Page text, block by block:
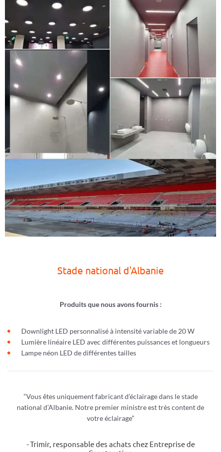
Stade national d'Albanie
Produits que nous avons fournis :
Downlight LED personnalisé à intensité variable de 20 W
Lumière linéaire LED avec différentes puissances et longueurs
Lampe néon LED de différentes tailles
“Vous êtes uniquement fabricant d’éclairage dans le stade
national d’Albanie. Notre premier ministre est très content de
votre éclairage”
- Trimir, responsable des achats chez Entreprise de